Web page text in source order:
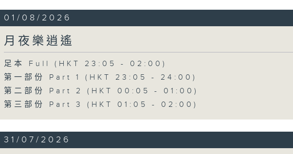
01/08/2026
月夜樂逍遙
足本 Full (HKT 23:05 - 02:00)
第一部份 Part 1 (HKT 23:05 - 24:00)
第二部份 Part 2 (HKT 00:05 - 01:00)
第三部份 Part 3 (HKT 01:05 - 02:00)
31/07/2026